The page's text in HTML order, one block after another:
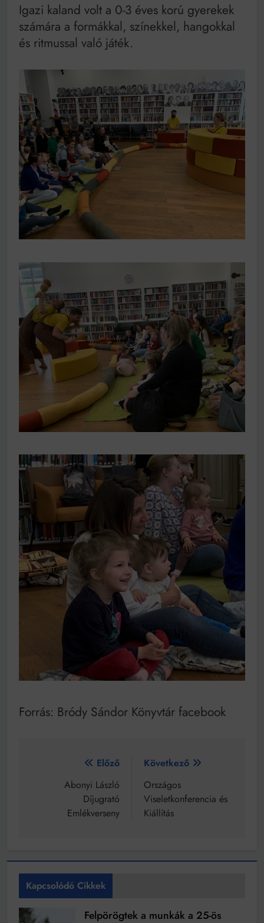
Igazi kaland volt a 0-3 éves korú gyerekek
számára a formákkal, színekkel, hangokkal
és ritmussal való játék.
Forrás: Bródy Sándor Könyvtár facebook
Bejegyzés
navigáció
Előző
Abonyi László
Díjugrató
Emlékverseny
Következő
Országos
Viseletkonferencia és
Kiállítás
Kapcsolódó Cikkek
Felpörögtek a munkák a 25-ös